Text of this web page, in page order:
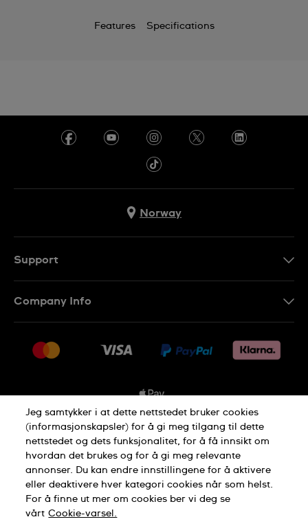
Features Specifications
Norway
Support
Returer
Company Info
Jobs
Privacy Policy Cookie Notice
Terms of use
Jeg samtykker i at dette nettstedet bruker cookies
(informasjonskapsler) for å gi meg tilgang til dette
nettstedet og dets funksjonalitet, for å få innsikt om
hvordan det brukes og for å gi meg relevante
annonser. Du kan endre innstillingene for å aktivere
eller deaktivere hver kategori cookies når som helst.
For å finne ut mer om cookies ber vi deg se
vårt Cookie-varsel.